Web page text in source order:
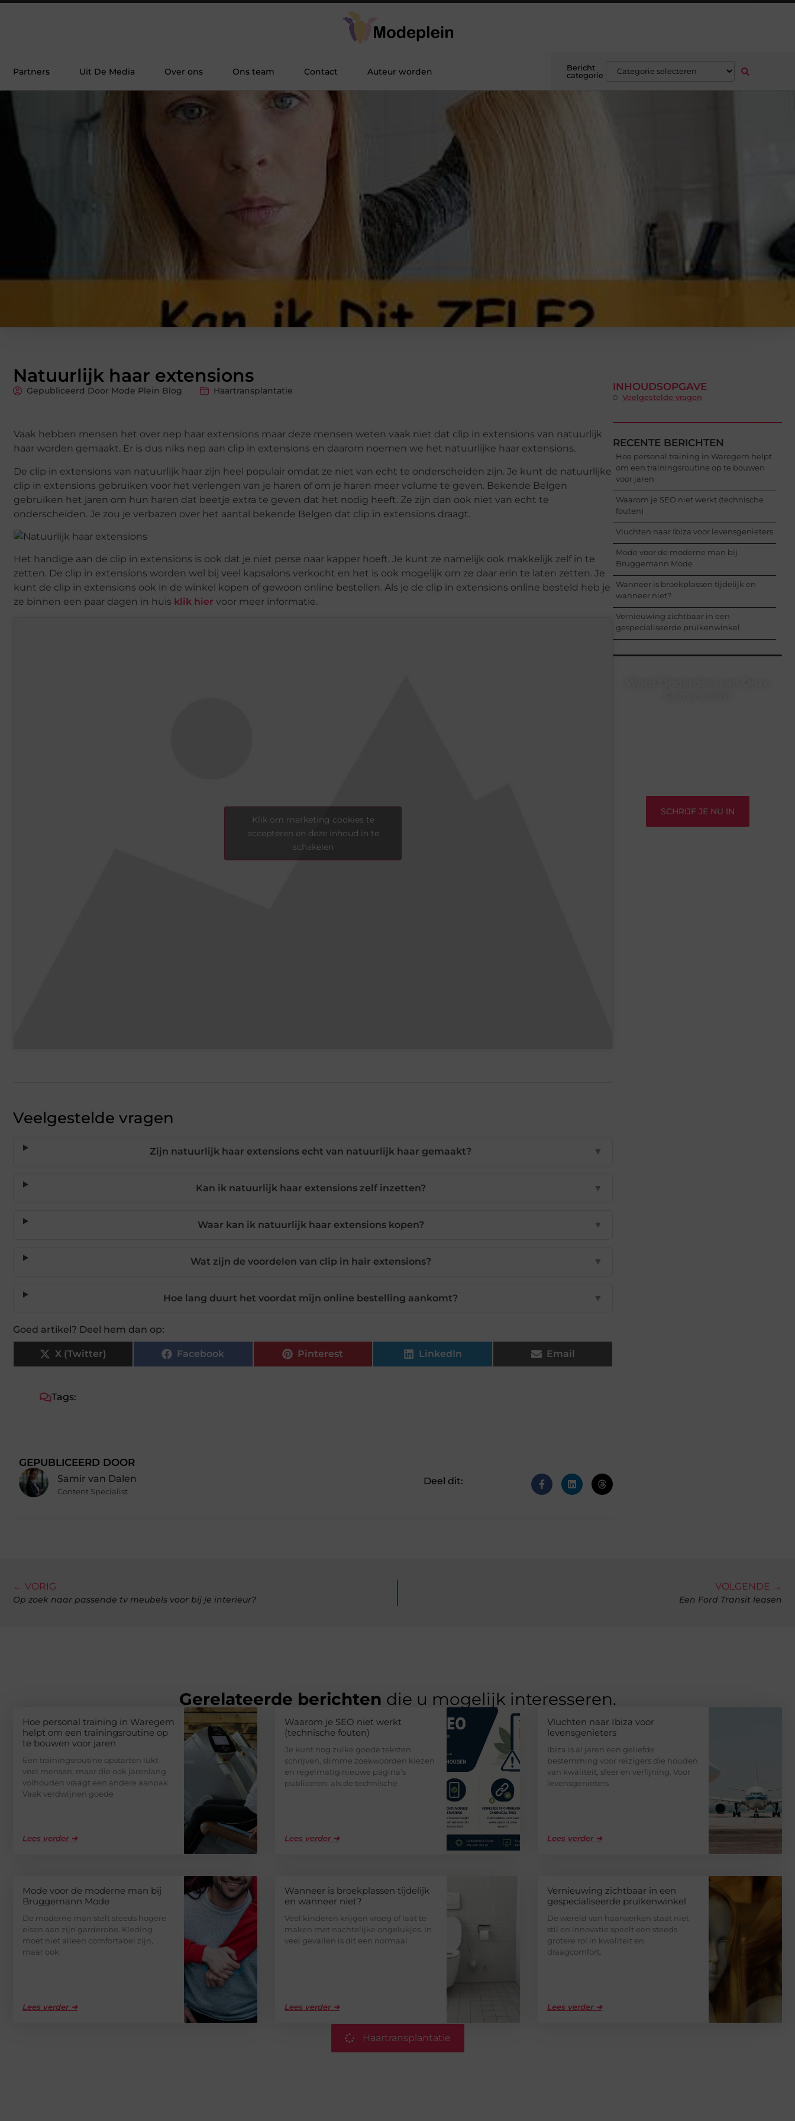
Partners Uit De Media Over ons Ons team Contact Auteur worden
Bericht
categorie
Natuurlijk haar extensions
Gepubliceerd Door Mode Plein Blog Haartransplantatie
Vaak hebben mensen het over nep haar extensions maar deze mensen weten vaak niet dat clip in extensions van natuurlijk
haar worden gemaakt. Er is dus niks nep aan clip in extensions en daarom noemen we het natuurlijke haar extensions.
De clip in extensions van natuurlijk haar zijn heel populair omdat ze niet van echt te onderscheiden zijn. Je kunt de natuurlijke
clip in extensions gebruiken voor het verlengen van je haren of om je haren meer volume te geven. Bekende Belgen
gebruiken het jaren om hun haren dat beetje extra te geven dat het nodig heeft. Ze zijn dan ook niet van echt te
onderscheiden. Je zou je verbazen over het aantal bekende Belgen dat clip in extensions draagt.
Het handige aan de clip in extensions is ook dat je niet perse naar kapper hoeft. Je kunt ze namelijk ook makkelijk zelf in te
zetten. De clip in extensions worden wel bij veel kapsalons verkocht en het is ook mogelijk om ze daar erin te laten zetten. Je
kunt de clip in extensions ook in de winkel kopen of gewoon online bestellen. Als je de clip in extensions online besteld heb je
ze binnen een paar dagen in huis klik hier voor meer informatie.
Klik om marketing cookies te
accepteren en deze inhoud in te
schakelen
Veelgestelde vragen
Zijn natuurlijk haar extensions echt van natuurlijk haar gemaakt? ▼
Kan ik natuurlijk haar extensions zelf inzetten? ▼
Waar kan ik natuurlijk haar extensions kopen? ▼
Wat zijn de voordelen van clip in hair extensions? ▼
Hoe lang duurt het voordat mijn online bestelling aankomt? ▼
Goed artikel? Deel hem dan op:
X (Twitter) Facebook Pinterest LinkedIn Email
Tags:
GEPUBLICEERD DOOR
Samir van Dalen
Content Specialist
Deel dit:
INHOUDSOPGAVE
Veelgestelde vragen
RECENTE BERICHTEN
Hoe personal training in Waregem helpt
om een trainingsroutine op te bouwen
voor jaren
Waarom je SEO niet werkt (technische
fouten)
Vluchten naar Ibiza voor levensgenieters
Mode voor de moderne man bij
Bruggemann Mode
Wanneer is broekplassen tijdelijk en
wanneer niet?
Vernieuwing zichtbaar in een
gespecialiseerde pruikenwinkel
SCHRIJF JE NU IN
← VORIG
Op zoek naar passende tv meubels voor bij je interieur?
VOLGENDE →
Een Ford Transit leasen
Gerelateerde berichten die u mogelijk interesseren.
Hoe personal training in Waregem
helpt om een trainingsroutine op
te bouwen voor jaren
Een trainingsroutine opstarten lukt
veel mensen, maar die ook jarenlang
volhouden vraagt een andere aanpak.
Vaak verdwijnen goede
Lees verder ➜
Waarom je SEO niet werkt
(technische fouten)
Je kunt nog zulke goede teksten
schrijven, slimme zoekwoorden kiezen
en regelmatig nieuwe pagina’s
publiceren: als de technische
Lees verder ➜
Vluchten naar Ibiza voor
levensgenieters
Ibiza is al jaren een geliefde
bestemming voor reizigers die houden
van kwaliteit, sfeer en verfijning. Voor
levensgenieters
Lees verder ➜
Mode voor de moderne man bij
Bruggemann Mode
De moderne man stelt steeds hogere
eisen aan zijn garderobe. Kleding
moet niet alleen comfortabel zijn,
maar ook
Lees verder ➜
Wanneer is broekplassen tijdelijk
en wanneer niet?
Veel kinderen krijgen vroeg of laat te
maken met nachtelijke ongelukjes. In
veel gevallen is dit een normaal
Lees verder ➜
Vernieuwing zichtbaar in een
gespecialiseerde pruikenwinkel
De wereld van haarwerken staat niet
stil en innovatie speelt een steeds
grotere rol in kwaliteit en
draagcomfort.
Lees verder ➜
Haartransplantatie